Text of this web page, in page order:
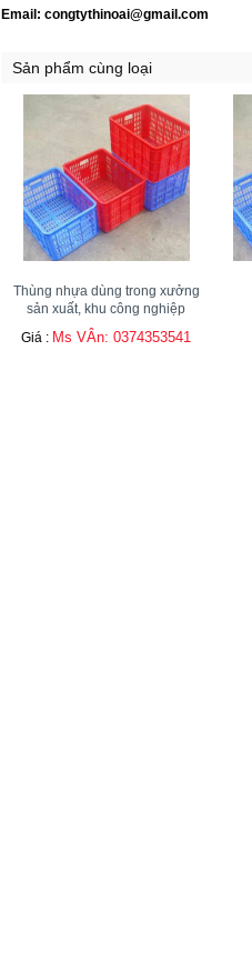
rắn
Email: congtythinoai@gmail.com
Sản phẩm cùng loại
Thùng nhựa dùng trong xưởng
sản xuất, khu công nghiệp
Giá : Ms VÂn: 0374353541